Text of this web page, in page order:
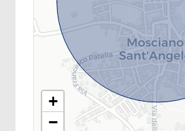
+
−